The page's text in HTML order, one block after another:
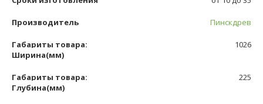
Производитель Пинскдрев
Габариты товара:
Ширина(мм)
1026
Габариты товара:
Глубина(мм)
225